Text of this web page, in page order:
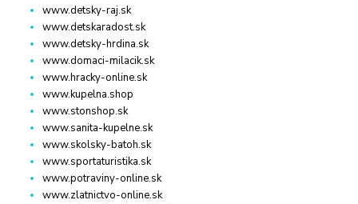
www.detsky-raj.sk
www.detskaradost.sk
www.detsky-hrdina.sk
www.domaci-milacik.sk
www.hracky-online.sk
www.kupelna.shop
www.stonshop.sk
www.sanita-kupelne.sk
www.skolsky-batoh.sk
www.sportaturistika.sk
www.potraviny-online.sk
www.zlatnictvo-online.sk